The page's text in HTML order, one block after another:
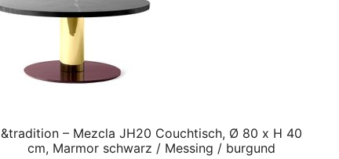
&tradition – Mezcla JH20 Couchtisch, Ø 80 x H 40
cm, Marmor schwarz / Messing / burgund